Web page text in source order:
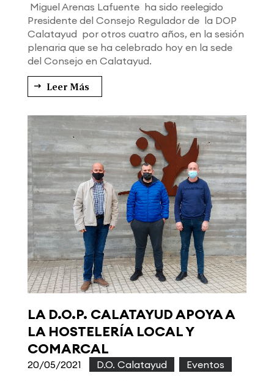
Miguel Arenas Lafuente ha sido reelegido
Presidente del Consejo Regulador de la DOP
Calatayud por otros cuatro años, en la sesión
plenaria que se ha celebrado hoy en la sede
del Consejo en Calatayud.
Leer Más
LA D.O.P. CALATAYUD APOYA A
LA HOSTELERÍA LOCAL Y
COMARCAL
20/05/2021 D.O. Calatayud
Eventos